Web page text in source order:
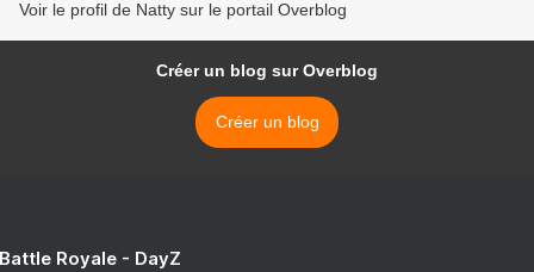
Voir le profil de Natty sur le portail Overblog
Créer un blog sur Overblog
Créer un blog
Royale - DayZ